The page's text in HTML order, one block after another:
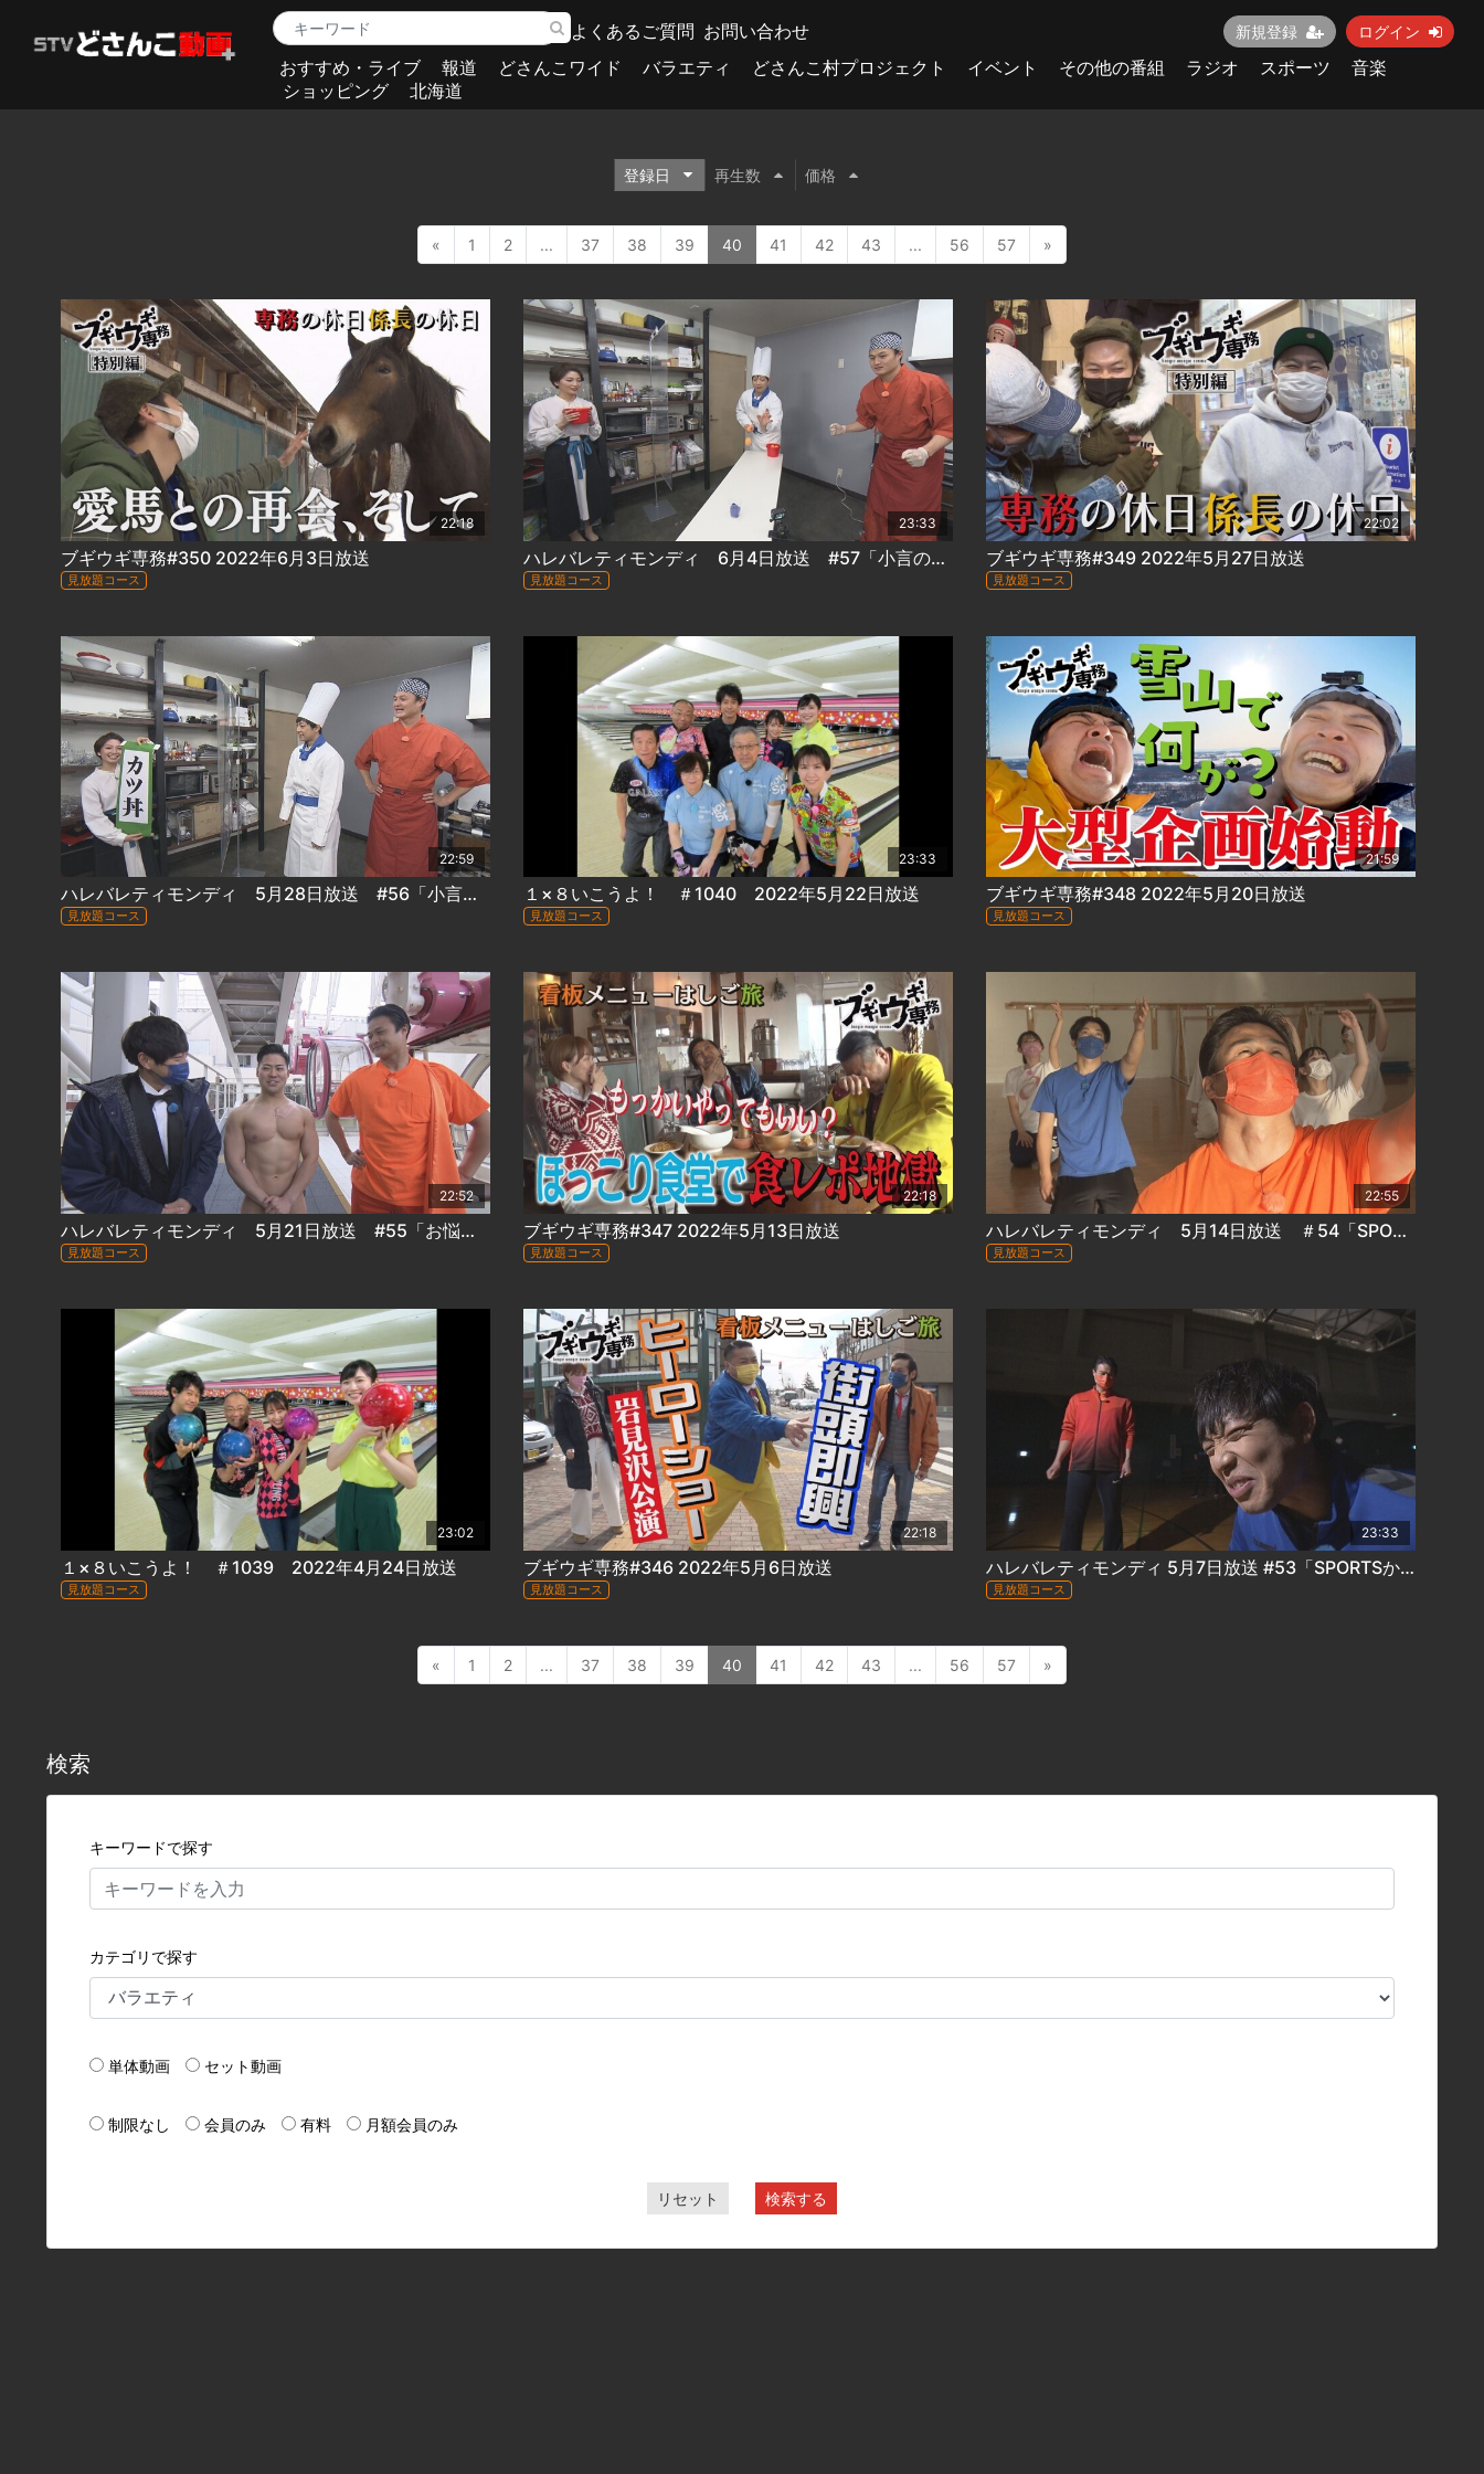
よくあるご質問 お問い合わせ 新規登録 ログイン
おすすめ・ライブ 報道 どさんこワイド バラエティ どさんこ村プロジェクト イベント その他の番組 ラジオ スポーツ
音楽
ショッピング
北海道
登録日 再生数 価格
« 1 2 ... 37 38 39 40 41 42 43 ... 56 57 »
22:18
ブギウギ専務#350 2022年6月3日放送
見放題コース
23:33
ハレバレティモンディ 6月4日放送 #57「小言のグルメ カツ丼編（後編）」
見放題コース
22:02
ブギウギ専務#349 2022年5月27日放送
見放題コース
22:59
ハレバレティモンディ 5月28日放送 #56「小言のグルメ～カツ丼編(前編)」
見放題コース
23:33
１×８いこうよ！ ＃1040 2022年5月22日放送
見放題コース
21:59
ブギウギ専務#348 2022年5月20日放送
見放題コース
22:52
ハレバレティモンディ 5月21日放送 #55「お悩み観覧車＆SPORTSかかってこい！パワーリフティング編」
見放題コース
22:18
ブギウギ専務#347 2022年5月13日放送
見放題コース
22:55
ハレバレティモンディ 5月14日放送 ＃54「SPORTSかかってこい！ダンス編」
見放題コース
23:02
１×８いこうよ！ ＃1039 2022年4月24日放送
見放題コース
22:18
ブギウギ専務#346 2022年5月6日放送
見放題コース
23:33
ハレバレティモンディ 5月7日放送 #53「SPORTSかかってこい！キャップ野球編」
見放題コース
« 1 2 ... 37 38 39 40 41 42 43 ... 56 57 »
検索
キーワードで探す
カテゴリで探す
単体動画 セット動画
制限なし 会員のみ 有料 月額会員のみ
リセット 検索する